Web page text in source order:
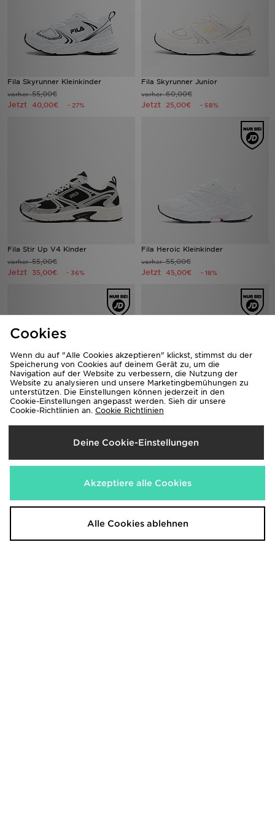
Fila Skyrunner Kleinkinder
vorher55,00€
Jetzt 40,00€ - 27%
Fila Skyrunner Junior
vorher60,00€
Jetzt 25,00€ - 58%
Fila Stir Up V4 Kinder
vorher55,00€
Jetzt 35,00€ - 36%
Fila Heroic Kleinkinder
vorher55,00€
Jetzt 45,00€ - 18%
- 67%
Fila Script Flip Flops Junior
Jetzt5,00€ - 80%
Cookies
Wenn du auf "Alle Cookies akzeptieren" klickst, stimmst du der
Speicherung von Cookies auf deinem Gerät zu, um die
Navigation auf der Website zu verbessern, die Nutzung der
Website zu analysieren und unsere Marketingbemühungen zu
unterstützen. Die Einstellungen können jederzeit in den
Cookie-Einstellungen angepasst werden. Sieh dir unsere
Cookie-Richtlinien an. Cookie Richtlinien
Deine Cookie-Einstellungen
Akzeptiere alle Cookies
Alle Cookies ablehnen